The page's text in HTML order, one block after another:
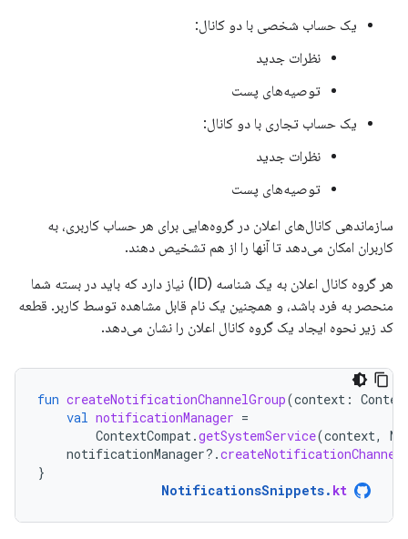
یک حساب شخصی با دو کانال:
نظرات جدید
توصیه‌های پست
یک حساب تجاری با دو کانال:
نظرات جدید
توصیه‌های پست
سازماندهی کانال‌های اعلان در گروه‌هایی برای هر حساب کاربری، به
کاربران امکان می‌دهد تا آنها را از هم تشخیص دهند.
هر گروه کانال اعلان به یک شناسه (ID) نیاز دارد که باید در بسته شما
منحصر به فرد باشد، و همچنین یک نام قابل مشاهده توسط کاربر. قطعه
کد زیر نحوه ایجاد یک گروه کانال اعلان را نشان می‌دهد.
fun createNotificationChannelGroup(context :
val notificationManager =
ContextCompat.getSystemService(context,
notificationManager?.
}
NotificationsSnippets. kt